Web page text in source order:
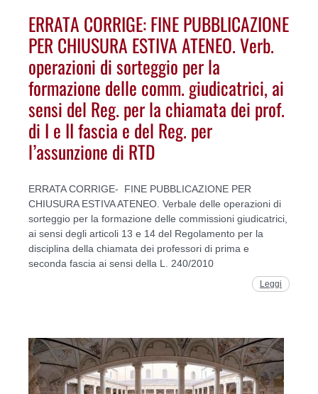
ERRATA CORRIGE: FINE PUBBLICAZIONE
PER CHIUSURA ESTIVA ATENEO. Verb.
operazioni di sorteggio per la
formazione delle comm. giudicatrici, ai
sensi del Reg. per la chiamata dei prof.
di I e II fascia e del Reg. per
l’assunzione di RTD
ERRATA CORRIGE- FINE PUBBLICAZIONE PER
CHIUSURA ESTIVA ATENEO. Verbale delle operazioni di
sorteggio per la formazione delle commissioni giudicatrici,
ai sensi degli articoli 13 e 14 del Regolamento per la
disciplina della chiamata dei professori di prima e
seconda fascia ai sensi della L. 240/2010
Leggi